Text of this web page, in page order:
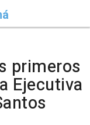
primeros
Ejecutiva